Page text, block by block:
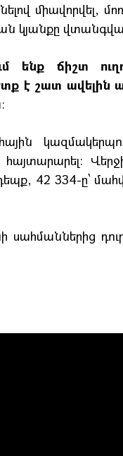
միավորվել,
կյանքը
ենք ճիշտ
է շատ ավելին
42 334-ը՝